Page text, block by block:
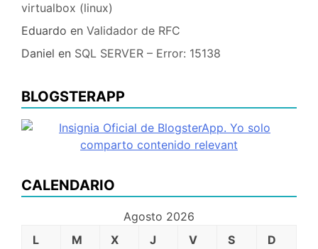
virtualbox (linux)
Eduardo en Validador de RFC
Daniel en SQL SERVER – Error: 15138
BLOGSTERAPP
CALENDARIO
Agosto 2026
L
M X J V S D